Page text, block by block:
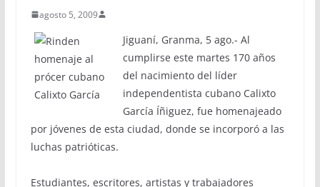
agosto 5, 2009
Jiguaní, Granma, 5 ago.- Al
cumplirse este martes 170 años
del nacimiento del líder
independentista cubano Calixto
García Íñiguez, fue homenajeado
por jóvenes de esta ciudad, donde se incorporó a las
luchas patrióticas.
Estudiantes, escritores, artistas y trabajadores